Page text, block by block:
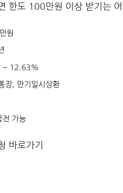
한도 100만원 이상 받기는 어
원
~ 12.63%
장, 만기일시상환
전 가능